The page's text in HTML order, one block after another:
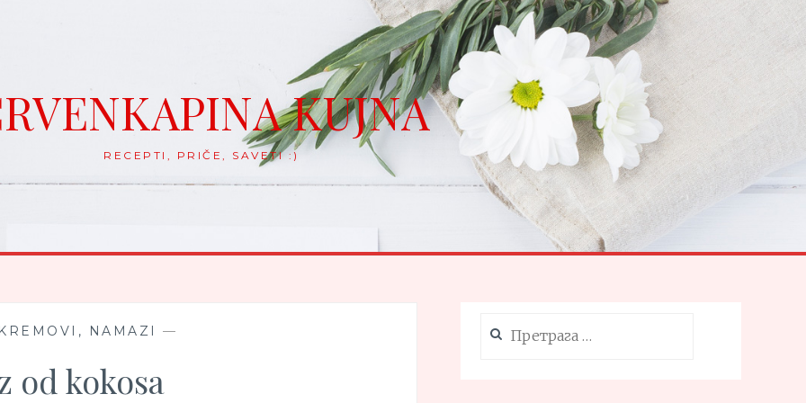
KUJNA
RECEPTI, PRIČE, SAVETI :)
NAMAZI —
od kokosa
за: